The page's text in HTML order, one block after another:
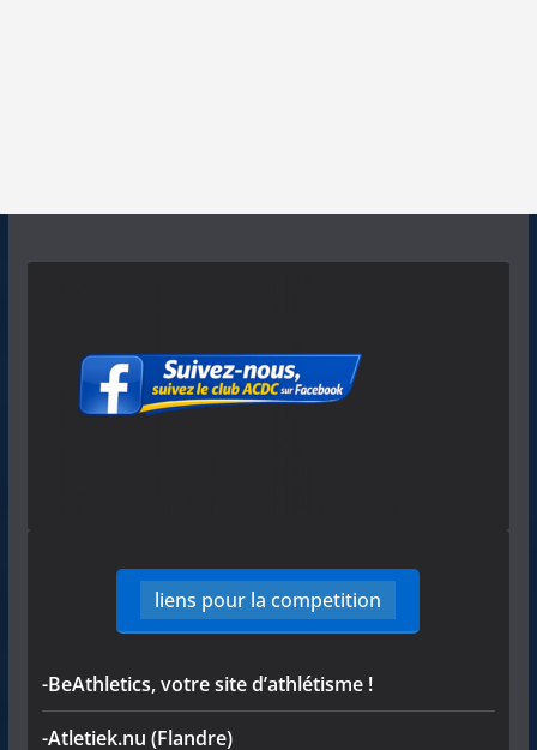
liens pour la competition
-BeAthletics, votre site d’athlétisme !
-Atletiek.nu (Flandre)